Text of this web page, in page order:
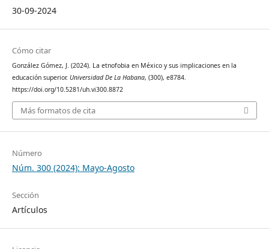
30-09-2024
Cómo citar
González Gómez, J. (2024). La etnofobia en México y sus implicaciones en la
educación superior. Universidad De La Habana, (300), e8784.
https://doi.org/10.5281/uh.vi300.8872
Más formatos de cita
Número
Núm. 300 (2024): Mayo-Agosto
Sección
Artículos